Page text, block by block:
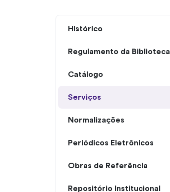
Histórico
Regulamento da Biblioteca
Catálogo
Serviços
Normalizações
Periódicos Eletrônicos
Obras de Referência
Repositório Institucional